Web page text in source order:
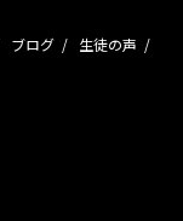
ブログ
生徒の声